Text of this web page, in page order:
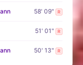
58' 09" R
51' 01" R
50' 13" R